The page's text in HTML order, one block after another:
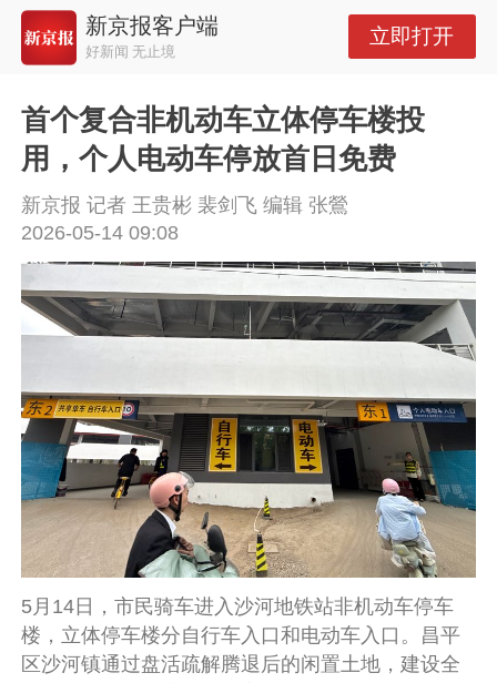
新京报客户端
好新闻 无止境
立即打开
首个复合非机动车立体停车楼投
用，个人电动车停放首日免费
新京报 记者 王贵彬 裴剑飞 编辑 张鶯
2026-05-14 09:08
5月14日，市民骑车进入沙河地铁站非机动车停车
楼，立体停车楼分自行车入口和电动车入口。昌平
区沙河镇通过盘活疏解腾退后的闲置土地，建设全